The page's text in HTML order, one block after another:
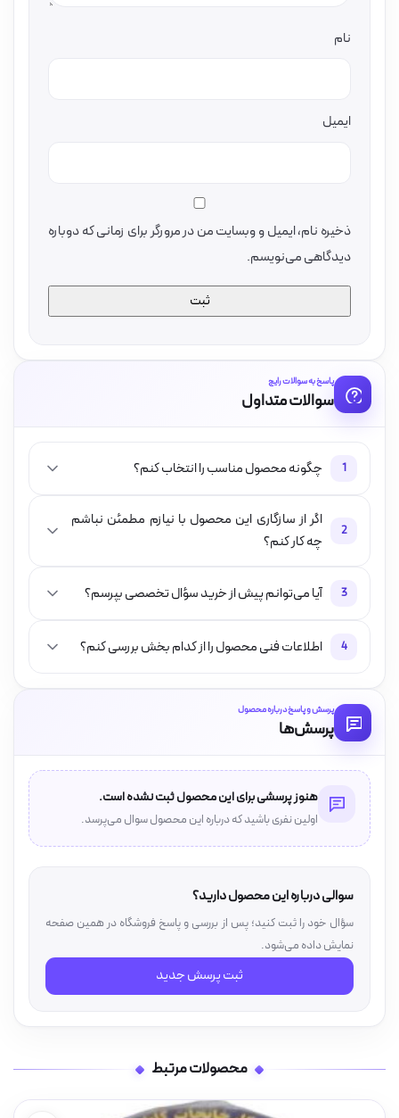
نام
ایمیل
ذخیره نام، ایمیل و وبسایت من در مرورگر برای زمانی که دوباره
دیدگاهی می‌نویسم.
پاسخ به سوالات رایج
سوالات متداول
1 چگونه محصول مناسب را انتخاب کنم؟
2
اگر از سازگاری این محصول با نیازم مطمئن نباشم
چه کار کنم؟
3 آیا می‌توانم پیش از خرید سؤال تخصصی بپرسم؟
4 اطلاعات فنی محصول را از کدام بخش بررسی کنم؟
پرسش و پاسخ درباره محصول
پرسش‌ها
هنوز پرسشی برای این محصول ثبت نشده است.
اولین نفری باشید که درباره این محصول سوال می‌پرسد.
سوالی درباره این محصول دارید؟
سؤال خود را ثبت کنید؛ پس از بررسی و پاسخ فروشگاه در همین صفحه
نمایش داده می‌شود.
ثبت پرسش جدید
محصولات مرتبط